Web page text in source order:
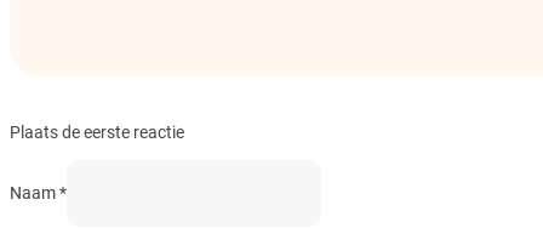
Plaats de eerste reactie
Naam *